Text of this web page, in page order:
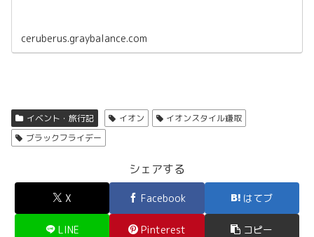
ceruberus.graybalance.com
イベント・旅行記 イオン
イオンスタイル鎌取
ブラックフライデー
シェアする
X Facebook はてブ
LINE Pinterest コピー